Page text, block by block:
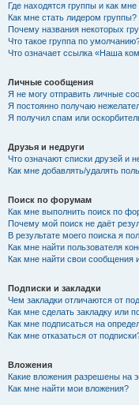
Где находятся группы и как
Как мне стать лидером группы?
Почему названия некоторых
Что такое группа по
Что означает ссылка «Наша
Личные сообщения
Я не могу отправить личные
Я постоянно получаю
Я получил спам или
Друзья и недруги
Что означают списки друзей и
Как мне добавлять/удалять
Поиск по форумам
Как мне выполнить поиск по
Почему мой поиск не даёт
В результате моего поиска я
Как мне найти пользователя
Как мне найти свои
Подписки и закладки
Чем закладки отличаются от
Как мне сделать закладку или
Как мне подписаться на
Как мне отказаться от
Вложения
Какие вложения разрешены на
Как мне найти мои вложения?